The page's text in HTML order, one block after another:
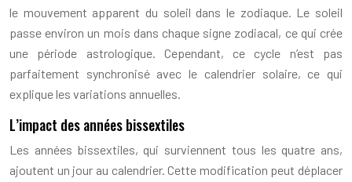
le mouvement apparent du soleil dans le zodiaque. Le soleil
passe environ un mois dans chaque signe zodiacal, ce qui crée
une période astrologique. Cependant, ce cycle n’est pas
parfaitement synchronisé avec le calendrier solaire, ce qui
explique les variations annuelles.
L’impact des années bissextiles
Les années bissextiles, qui surviennent tous les quatre ans,
ajoutent un jour au calendrier. Cette modification peut déplacer